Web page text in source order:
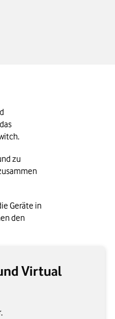
zu
Geräte in
den
Virtual